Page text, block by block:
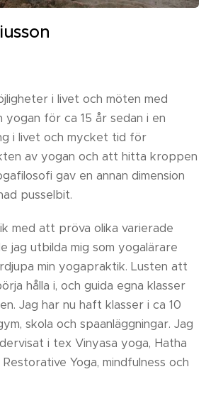
i livet och möten med
yogan för ca 15 år sedan i en
i livet och mycket tid för
av yogan och att hitta kroppen
gav en annan dimension
pusselbit.
med att pröva olika varierade
jag utbilda mig som yogalärare
min yogapraktik. Lusten att
hålla i, och guida egna klasser
Jag har nu haft klasser i ca 10
skola och spaanläggningar. Jag
i tex Vinyasa yoga, Hatha
Yoga, mindfulness och